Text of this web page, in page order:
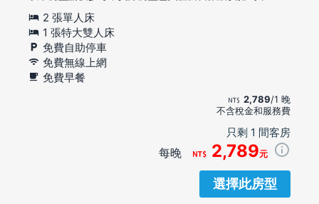
2 張單人床
1 張特大雙人床
免費自助停車
免費無線上網
免費早餐
2,789/1 晚
不含稅金和服務費
只剩 1 間客房
每晚 2,789元
選擇此房型